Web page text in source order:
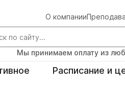
О компании
Мы принимаем оплату из
Расписание и